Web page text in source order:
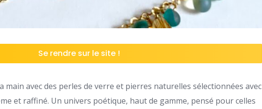
Se rendre sur le site !
main avec des perles de verre et pierres naturelles sélectionnées avec
et raffiné. Un univers poétique, haut de gamme, pensé pour celles